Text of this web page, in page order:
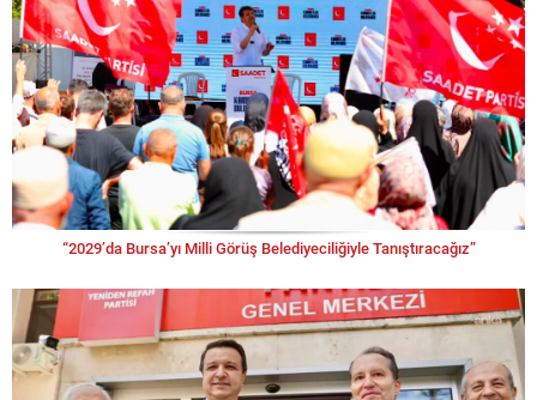
“2029’da Bursa’yı Milli Görüş Belediyeciliğiyle Tanıştıracağız”